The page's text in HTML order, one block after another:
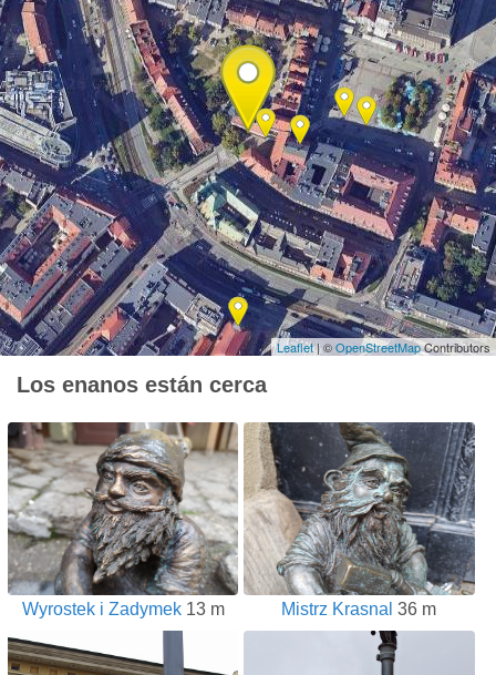
Leaflet| ©OpenStreetMapContributors
Los enanos están cerca
Wyrostek i Zadymek13 m Mistrz Krasnal 36 m